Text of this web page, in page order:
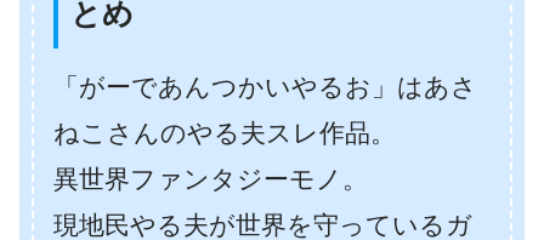
とめ
「がーであんつかいやるお」はあさ
ねこさんのやる夫スレ作品。
異世界ファンタジーモノ。
現地民やる夫が世界を守っているガ